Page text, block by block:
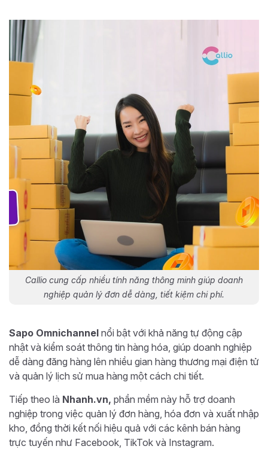
Callio cung cấp nhiều tính năng thông minh giúp doanh
nghiệp quản lý đơn dễ dàng, tiết kiệm chi phí.
Sapo Omnichannel nổi bật với khả năng tự động cập
nhật và kiểm soát thông tin hàng hóa, giúp doanh nghiệp
dễ dàng đăng hàng lên nhiều gian hàng thương mại điện tử
và quản lý lịch sử mua hàng một cách chi tiết.
Tiếp theo là Nhanh.vn, phần mềm này hỗ trợ doanh
nghiệp trong việc quản lý đơn hàng, hóa đơn và xuất nhập
kho, đồng thời kết nối hiệu quả với các kênh bán hàng
trực tuyến như Facebook, TikTok và Instagram.